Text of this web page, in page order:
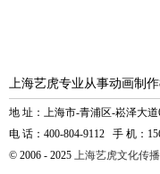
上海艺虎专业从事动画制
地 址：上海市-青浦区-崧泽大道
电 话：400-804-9112 手 机：
© 2006 - 2025 上海艺虎文化传